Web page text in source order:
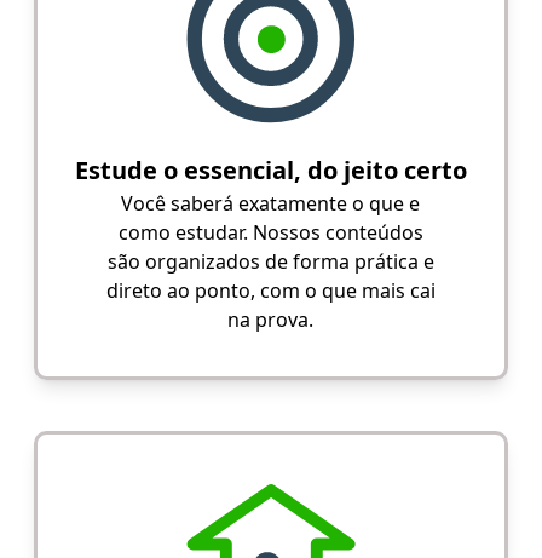
Estude o essencial, do jeito certo
Você saberá exatamente o que e
como estudar. Nossos conteúdos
são organizados de forma prática e
direto ao ponto, com o que mais cai
na prova.